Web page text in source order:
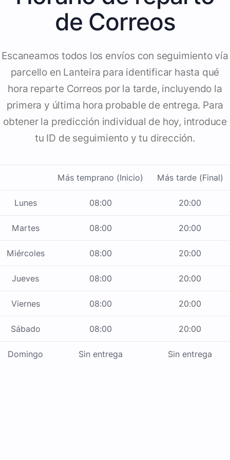
de Correos
Escaneamos todos los envíos con seguimiento vía
parcello en Lanteira para identificar hasta qué
hora reparte Correos por la tarde, incluyendo la
primera y última hora probable de entrega. Para
obtener la predicción individual de hoy, introduce
tu ID de seguimiento y tu dirección.
Más temprano (Inicio) Más tarde (Final)
Lunes 08:00 20:00
Martes 08:00 20:00
Miércoles 08:00 20:00
Jueves 08:00 20:00
Viernes 08:00 20:00
Sábado 08:00 20:00
Domingo Sin entrega Sin entrega